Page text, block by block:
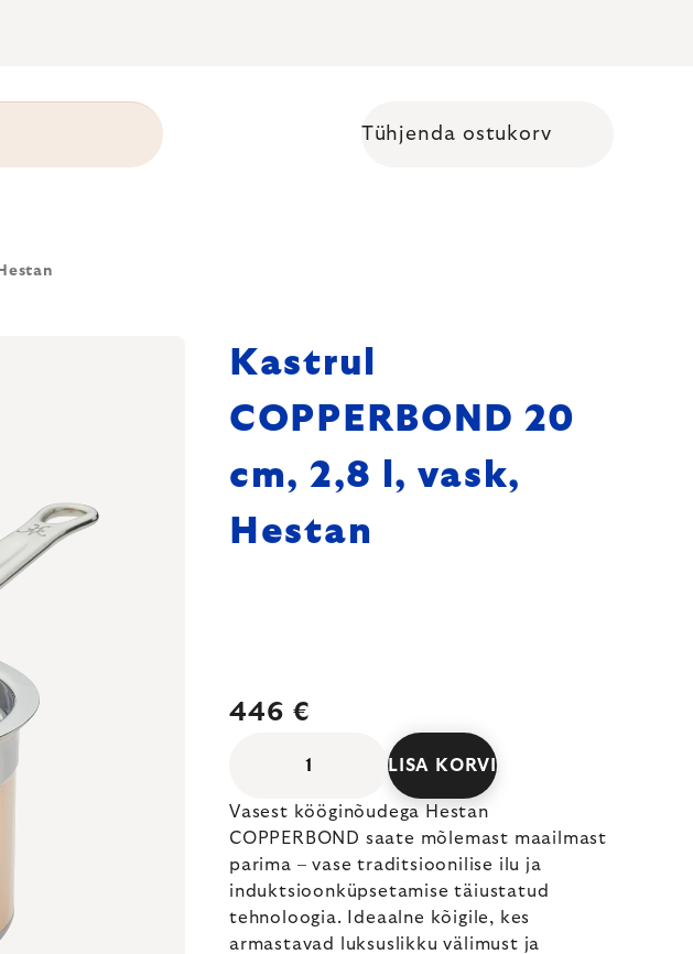
Tühjenda ostukorv
Kastrul
COPPERBOND 20
cm, 2,8 l, vask,
Hestan
446 €
LISA KORVI
Vasest kööginõudega Hestan
COPPERBOND saate mõlemast maailmast
parima – vase traditsioonilise ilu ja
induktsioonküpsetamise täiustatud
tehnoloogia. Ideaalne kõigile, kes
armastavad luksuslikku välimust ja